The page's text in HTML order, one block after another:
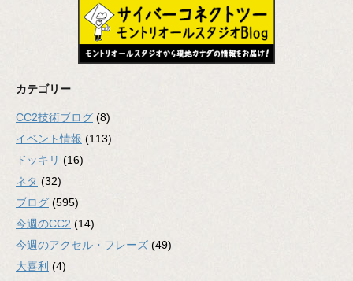
カテゴリー
CC2技術ブログ (8)
イベント情報 (113)
ドッキリ (16)
ネタ (32)
ブログ (595)
今週のCC2 (14)
今週のアクセル・フレーズ (49)
大喜利 (4)